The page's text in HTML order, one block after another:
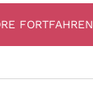
FORTFAHREN